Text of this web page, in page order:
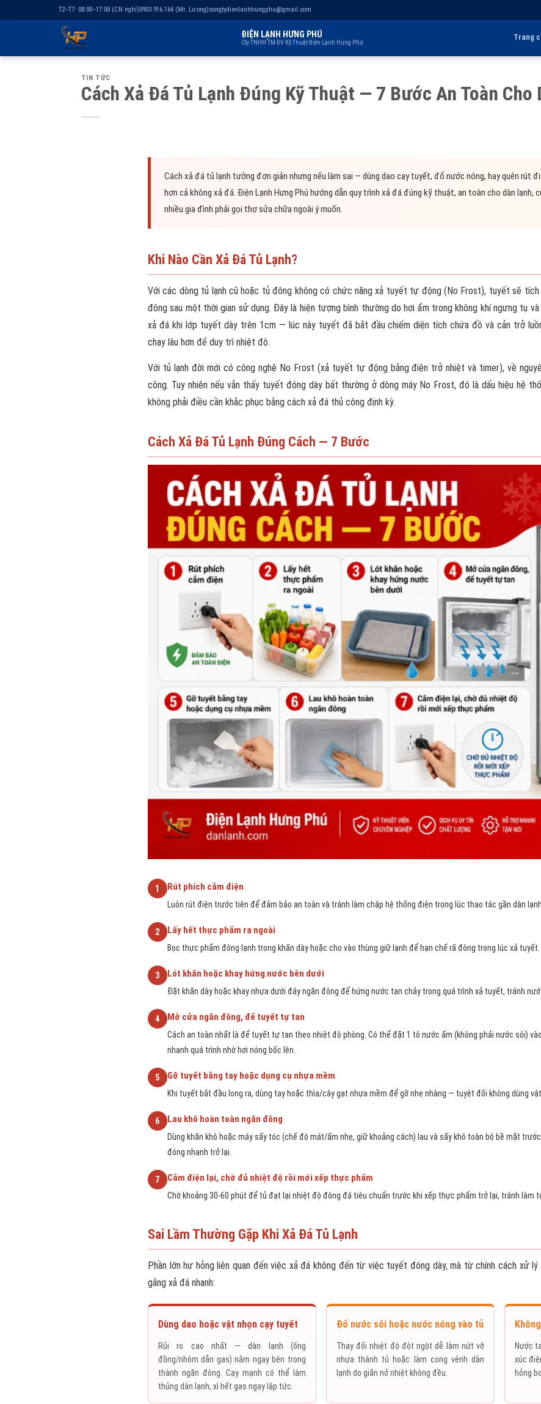
T2–T7: 08:00–17:00 (CN nghỉ)0903.916.164 (Mr. Lương)congtydienlanhhungphu@gmail.com
ĐIỆN LẠNH HƯNG PHÚ
Cty TNHH TM-DV Kỹ Thuật Điện Lạnh Hưng Phú
Trang
TIN TỨC
Cách Xả Đá Tủ Lạnh Đúng Kỹ Thuật — 7 Bước An Toàn Cho
Cách xả đá tủ lạnh tưởng đơn giản nhưng nếu làm sai — dùng dao cạy tuyết, đổ nước nóng, hay quên rút
hơn cả không xả đá. Điện Lạnh Hưng Phú hướng dẫn quy trình xả đá đúng kỹ thuật, an toàn cho dàn lạnh,
nhiều gia đình phải gọi thợ sửa chữa ngoài ý muốn.
Khi Nào Cần Xả Đá Tủ Lạnh?
Với các dòng tủ lạnh cũ hoặc tủ đông không có chức năng xả tuyết tự động (No Frost), tuyết sẽ tích
đông sau một thời gian sử dụng. Đây là hiện tượng bình thường do hơi ẩm trong không khí ngưng tụ
xả đá khi lớp tuyết dày trên 1cm — lúc này tuyết đã bắt đầu chiếm diện tích chứa đồ và cản trở
chạy lâu hơn để duy trì nhiệt độ.
Với tủ lạnh đời mới có công nghệ No Frost (xả tuyết tự động bằng điện trở nhiệt và timer), về
công. Tuy nhiên nếu vẫn thấy tuyết đóng dày bất thường ở dòng máy No Frost, đó là dấu hiệu hệ
không phải điều cần khắc phục bằng cách xả đá thủ công định kỳ.
Cách Xả Đá Tủ Lạnh Đúng Cách — 7 Bước
1 Rút phích cắm điện
Luôn rút điện trước tiên để đảm bảo an toàn và tránh làm chập hệ thống điện trong lúc thao tác gần dàn lạnh.
2 Lấy hết thực phẩm ra ngoài
Bọc thực phẩm đông lạnh trong khăn dày hoặc cho vào thùng giữ lạnh để hạn chế rã đông trong lúc xả tuyết.
3 Lót khăn hoặc khay hứng nước bên dưới
Đặt khăn dày hoặc khay nhựa dưới đáy ngăn đông để hứng nước tan chảy trong quá trình xả tuyết, tránh
4 Mở cửa ngăn đông, để tuyết tự tan
Cách an toàn nhất là để tuyết tự tan theo nhiệt độ phòng. Có thể đặt 1 tô nước ấm (không phải nước sôi)
nhanh quá trình nhờ hơi nóng bốc lên.
5 Gỡ tuyết bằng tay hoặc dụng cụ nhựa mềm
Khi tuyết bắt đầu long ra, dùng tay hoặc thìa/cây gạt nhựa mềm để gỡ nhẹ nhàng — tuyệt đối không dùng vật
6 Lau khô hoàn toàn ngăn đông
Dùng khăn khô hoặc máy sấy tóc (chế độ mát/ấm nhẹ, giữ khoảng cách) lau và sấy khô toàn bộ bề mặt
đóng nhanh trở lại.
7 Cắm điện lại, chờ đủ nhiệt độ rồi mới xếp thực phẩm
Chờ khoảng 30-60 phút để tủ đạt lại nhiệt độ đông đá tiêu chuẩn trước khi xếp thực phẩm trở lại, tránh làm
Sai Lầm Thường Gặp Khi Xả Đá Tủ Lạnh
Phần lớn hư hỏng liên quan đến việc xả đá không đến từ việc tuyết đóng dày, mà từ chính cách xử
gắng xả đá nhanh:
Dùng dao hoặc vật nhọn cạy tuyết
Rủi ro cao nhất — dàn lạnh (ống
đồng/nhôm dẫn gas) nằm ngay bên trong
thành ngăn đông. Cạy mạnh có thể làm
thủng dàn lạnh, xì hết gas ngay lập tức.
Đổ nước sôi hoặc nước nóng vào tủ
Thay đổi nhiệt độ đột ngột dễ làm nứt vỡ
nhựa thành tủ hoặc làm cong vênh dàn
lạnh do giãn nở nhiệt không đều.
Nước
xúc
hỏng